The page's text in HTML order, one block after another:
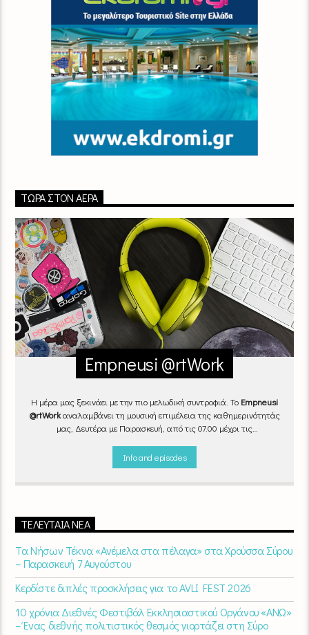
ΤΏΡΑ ΣΤΟΝ ΑΈΡΑ
Empneusi @rtWork
Η μέρα μας ξεκινάει με την πιο μελωδική συντροφιά. Το Empneusi
@rtWorkαναλαμβάνει τη μουσική επιμέλεια της καθημερινότητάς
μας, Δευτέρα με Παρασκευή, από τις 07.00 μέχρι τις
εναλλάσσονται αρμονικά, θυμίζοντάς μας πως δουλειά και
Καθημερινά(Δευτέρα-Παρασκευή)
Info and episodes
ΤΕΛΕΥΤΑΊΑ ΝΈΑ
Τα Νήσων Τέκνα «Ανέμελα στα πέλαγα» στα Χρούσσα Σύρου
– Παρασκευή 7 Αυγούστου
Κερδίστε διπλές προσκλήσεις για το AVLI FEST 2026
10 χρόνια Διεθνές Φεστιβάλ Εκκλησιαστικού Οργάνου «ΑΝΩ»
– Ένας διεθνής πολιτιστικός θεσμός γιορτάζει στη Σύρο​